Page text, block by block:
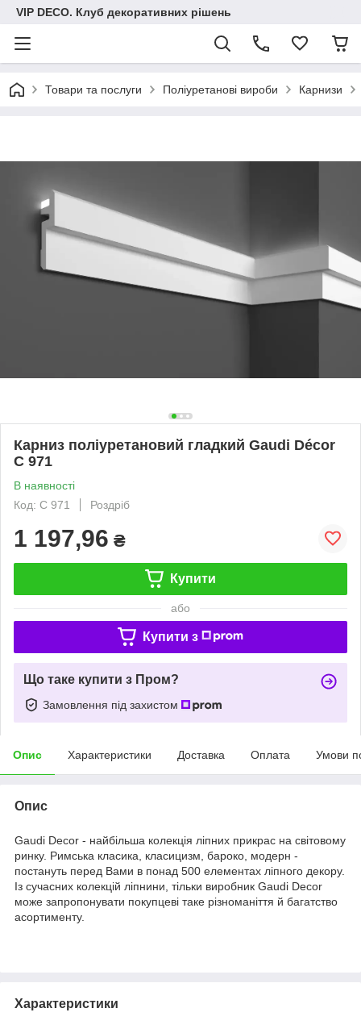
VIP DECO. Клуб декоративних рішень
Товари та послуги Поліуретанові вироби Карнизи
Карниз поліуретановий гладкий Gaudi Décor
C 971
В наявності
Код: C 971
Роздріб
1 197,96 ₴
Купити
або
Купити з
Що таке купити з Пром?
Замовлення під захистом
Опис Характеристики Доставка Оплата Умови
Опис
Gaudi Decor - найбільша колекція ліпних прикрас на світовому
ринку. Римська класика, класицизм, бароко, модерн -
постануть перед Вами в понад 500 елементах ліпного декору.
Із сучасних колекцій ліпнини, тільки виробник Gaudi Decor
може запропонувати покупцеві таке різноманіття й багатство
асортименту.
Характеристики